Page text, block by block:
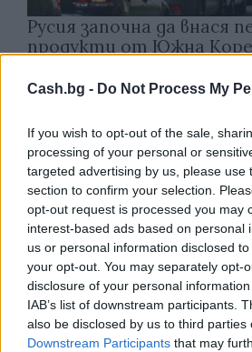
Cash.bg - Do Not Process My
If you wish to opt-out of the sale,
processing of your personal or
targeted advertising by us, please use
section to confirm your selection.
opt-out request is processed you may
interest-based ads based on personal
us or personal information disclosed
your opt-out. You may separately opt-
disclosure of your personal
IAB’s list of downstream participants.
also be disclosed by us to third parties
Downstream Participants that may
Русия започна да внася
продукти от Южна